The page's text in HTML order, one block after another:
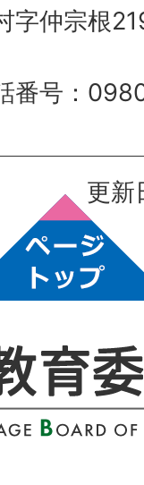
字仲宗根
番号：
更新